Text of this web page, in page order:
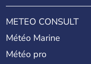
METEO CONSULT
Météo Marine
Météo pro